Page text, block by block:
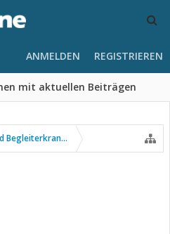
mit aktuellen Beiträgen
ANMELDEN REGISTRIEREN
Begleiterkrankungen